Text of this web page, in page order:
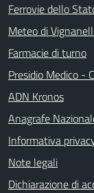
Ferrovie dello
Meteo di
Farmacie di turno
Presidio Medico -
ADN Kronos
Anagrafe
Informativa
Note legali
Dichiarazione di